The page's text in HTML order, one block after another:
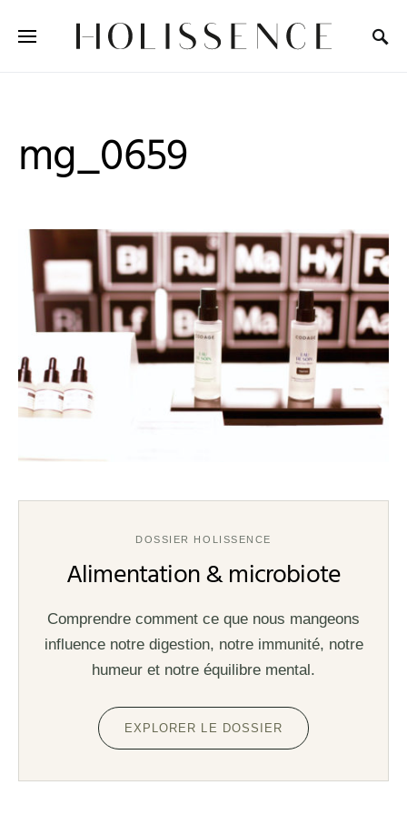
mg_0659
DOSSIER HOLISSENCE
Alimentation & microbiote
Comprendre comment ce que nous mangeons
influence notre digestion, notre immunité, notre
humeur et notre équilibre mental.
EXPLORER LE DOSSIER